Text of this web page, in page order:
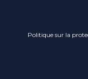
Politique sur la